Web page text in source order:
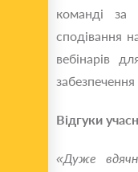
команді за
сподівання
вебінарів
Відгуки
«Дуже